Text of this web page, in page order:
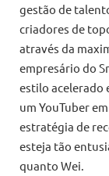
gestão de
criadores de
através da
empresário do
estilo acelerado
um YouTuber
estratégia de
esteja tão
quanto Wei.